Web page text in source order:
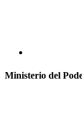
Ministerio del